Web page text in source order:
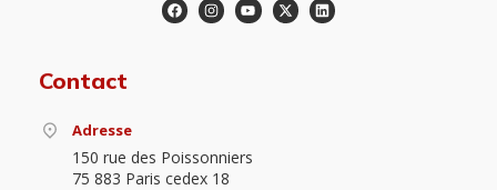
Contact
Adresse
150 rue des Poissonniers
75 883 Paris cedex 18